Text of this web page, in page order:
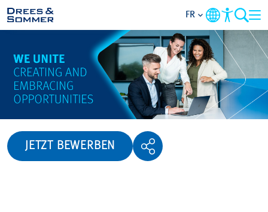
APERÇU
QUI NOUS SOMMES
ACTIVITÉS
FR
JETZT BEWERBEN